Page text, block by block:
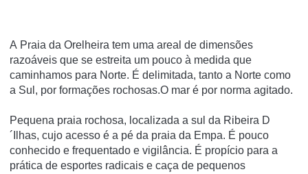
A Praia da Orelheira tem uma areal de dimensões
razoáveis que se estreita um pouco à medida que
caminhamos para Norte. É delimitada, tanto a Norte como
a Sul, por formações rochosas.O mar é por norma agitado.
Pequena praia rochosa, localizada a sul da Ribeira D
´Ilhas, cujo acesso é a pé da praia da Empa. É pouco
conhecido e frequentado e vigilância. É propício para a
prática de esportes radicais e caça de pequenos